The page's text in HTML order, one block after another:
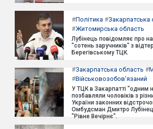
#Політика #Закарпатська
#Житомирська область
Лубінець повідомляє про
"сотень заручників" з
Берегівському ТЦК.
#Закарпатська область #
#Військовозобов'язаний
У ТЦК в Закарпатті "одним
позбавляли чоловіків з
України законних
Омбудсман Дмитро
"Рівне Вечірнє".